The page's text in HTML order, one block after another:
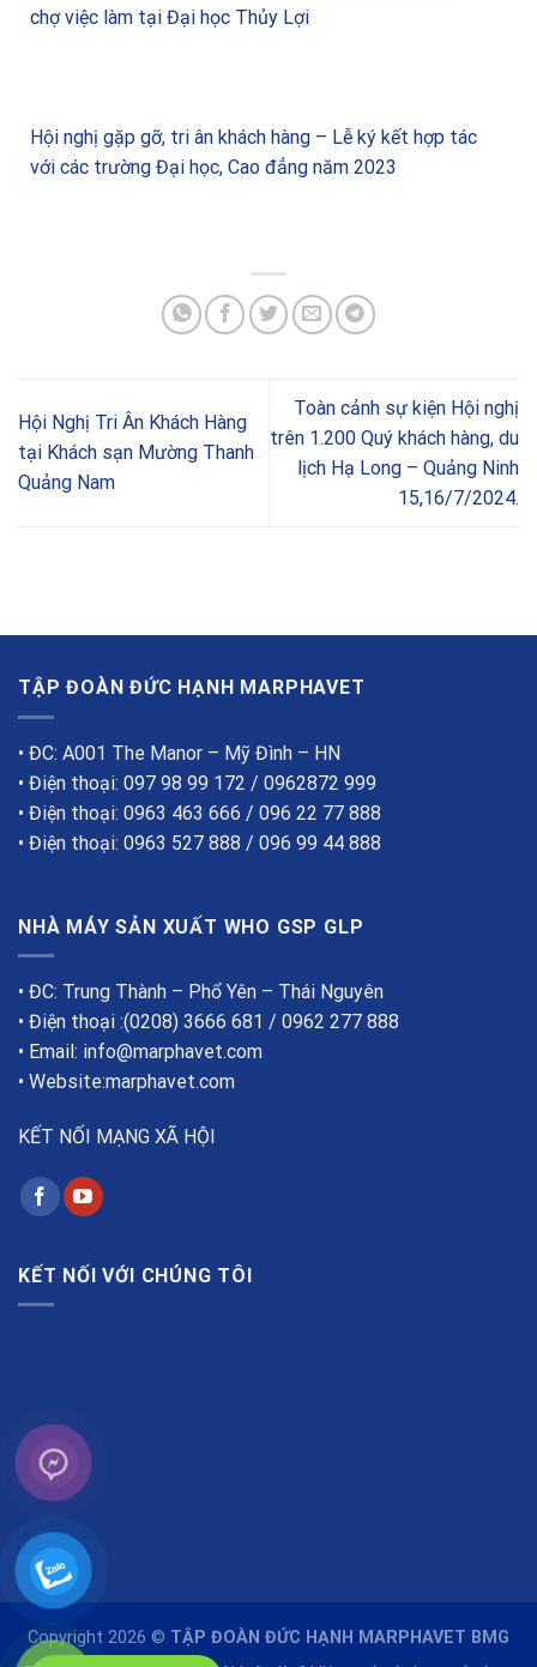
chợ việc làm tại Đại học Thủy Lợi
Hội nghị gặp gỡ, tri ân khách hàng – Lễ ký kết hợp tác
với các trường Đại học, Cao đẳng năm 2023
Hội Nghị Tri Ân Khách Hàng
tại Khách sạn Mường Thanh
Quảng Nam
Toàn cảnh sự kiện Hội nghị
trên 1.200 Quý khách hàng, du
lịch Hạ Long – Quảng Ninh
15,16/7/2024.
TẬP ĐOÀN ĐỨC HẠNH MARPHAVET
• ĐC: A001 The Manor – Mỹ Đình – HN
• Điện thoại: 097 98 99 172 / 0962872 999
• Điện thoại: 0963 463 666 / 096 22 77 888
• Điện thoại: 0963 527 888 / 096 99 44 888
NHÀ MÁY SẢN XUẤT WHO GSP GLP
• ĐC: Trung Thành – Phổ Yên – Thái Nguyên
• Điện thoại :(0208) 3666 681 / 0962 277 888
• Email: info@marphavet.com
• Website:marphavet.com
KẾT NỐI MẠNG XÃ HỘI
KẾT NỐI VỚI CHÚNG TÔI
Copyright 2026 © TẬP ĐOÀN ĐỨC HẠNH MARPHAVET BMG